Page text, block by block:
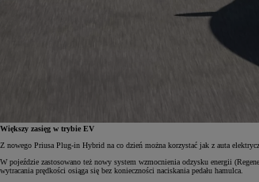
Większy zasięg w trybie EV
Z nowego Priusa Plug-in Hybrid na co dzień można korzystać jak z auta
W pojeździe zastosowano też nowy system wzmocnienia odzysku energii
wytracania prędkości osiąga się bez konieczności naciskania pedału hamulca.